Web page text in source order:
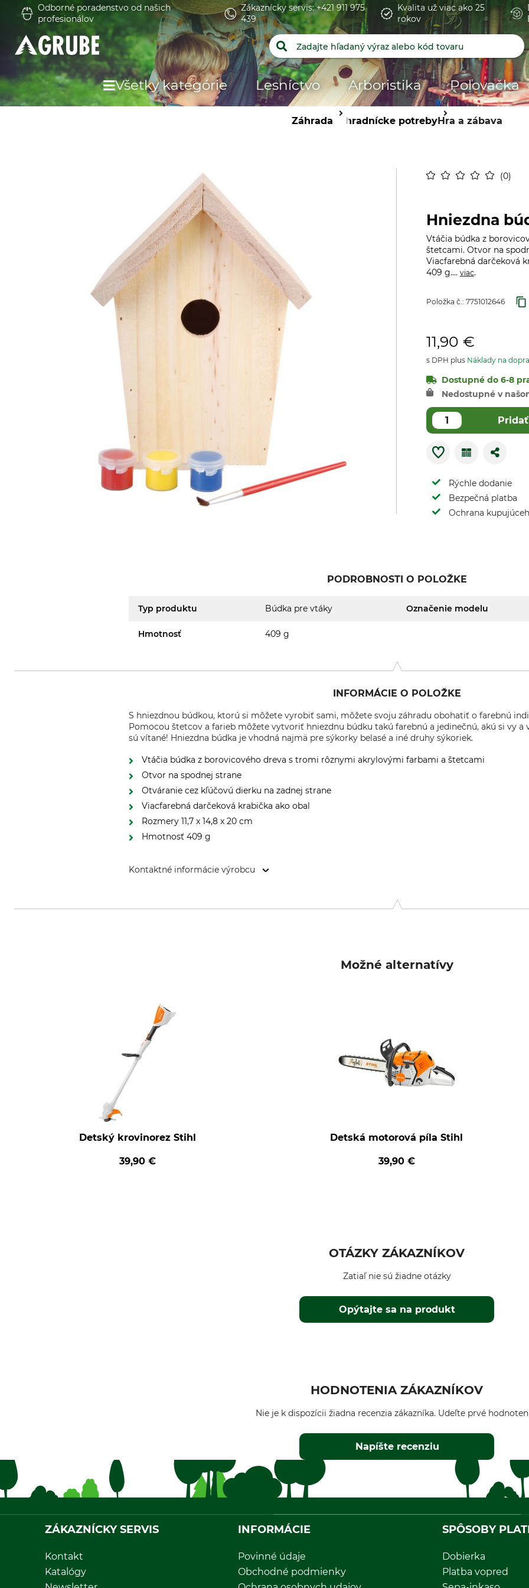
Odborné poradenstvo od našich
profesionálov
Zákaznícky servis: +421 911 975
439
Kvalita už viac ako 25
rokov
Všetky kategórie Lesníctvo Arboristika Poľovačka
Záhrada Záhradnícke potrebyHra a zábava
0
Hniezdna
Vtáčia búdka z
štetcami. Otvor na
Viacfarebná darčeková
409 g.... viac.
Položka č.: 7751012646
11,90 €
s DPH plus Náklady na
Dostupné do 6-8
Nedostupné v
Rýchle dodanie
Bezpečná platba
Ochrana
PODROBNOSTI O POLOŽKE
Typ produktu Búdka pre vtáky Označenie modelu
Hmotnosť 409 g
INFORMÁCIE O POLOŽKE
S hniezdnou búdkou, ktorú si môžete vyrobiť sami, môžete svoju záhradu obohatiť o farebnú
Pomocou štetcov a farieb môžete vytvoriť hniezdnu búdku takú farebnú a jedinečnú, akú si vy a
sú vítané! Hniezdna búdka je vhodná najmä pre sýkorky belasé a iné druhy sýkoriek.
Vtáčia búdka z borovicového dreva s tromi rôznymi akrylovými farbami a štetcami
Otvor na spodnej strane
Otváranie cez kľúčovú dierku na zadnej strane
Viacfarebná darčeková krabička ako obal
Rozmery 11,7 x 14,8 x 20 cm
Hmotnosť 409 g
Kontaktné informácie výrobcu
Možné alternatívy
Detský krovinorez Stihl
39,90 €
Detská motorová píla Stihl
39,90 €
OTÁZKY ZÁKAZNÍKOV
Opýtajte sa na produkt
Zatiaľ nie sú žiadne otázky
HODNOTENIA ZÁKAZNÍKOV
Nie je k dispozícii žiadna recenzia zákazníka. Udeľte prvé
Napíšte recenziu
ZÁKAZNÍCKY SERVIS
Kontakt
Katalógy
INFORMÁCIE
Povinné údaje
Obchodné podmienky
SPÔSOBY
Dobierka
Platba vopred